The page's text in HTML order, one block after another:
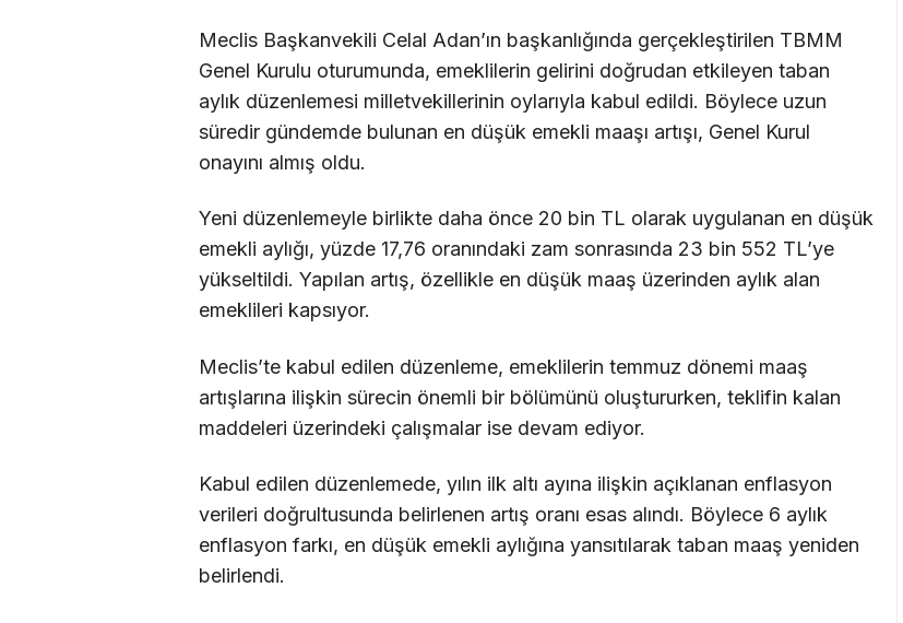
Meclis Başkanvekili Celal Adan’ın başkanlığında gerçekleştirilen TBMM
Genel Kurulu oturumunda, emeklilerin gelirini doğrudan etkileyen taban
aylık düzenlemesi milletvekillerinin oylarıyla kabul edildi. Böylece uzun
süredir gündemde bulunan en düşük emekli maaşı artışı, Genel Kurul
onayını almış oldu.
Yeni düzenlemeyle birlikte daha önce 20 bin TL olarak uygulanan en düşük
emekli aylığı, yüzde 17,76 oranındaki zam sonrasında 23 bin 552 TL’ye
yükseltildi. Yapılan artış, özellikle en düşük maaş üzerinden aylık alan
emeklileri kapsıyor.
Meclis’te kabul edilen düzenleme, emeklilerin temmuz dönemi maaş
artışlarına ilişkin sürecin önemli bir bölümünü oluştururken, teklifin kalan
maddeleri üzerindeki çalışmalar ise devam ediyor.
Kabul edilen düzenlemede, yılın ilk altı ayına ilişkin açıklanan enflasyon
verileri doğrultusunda belirlenen artış oranı esas alındı. Böylece 6 aylık
enflasyon farkı, en düşük emekli aylığına yansıtılarak taban maaş yeniden
belirlendi.